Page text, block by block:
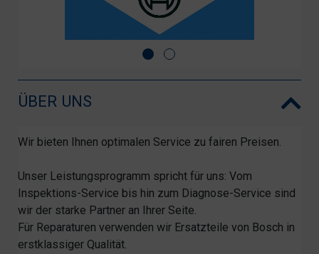
ÜBER UNS
Wir bieten Ihnen optimalen Service zu fairen Preisen.
Unser Leistungsprogramm spricht für uns: Vom
Inspektions-Service bis hin zum Diagnose-Service sind
wir der starke Partner an Ihrer Seite.
Für Reparaturen verwenden wir Ersatzteile von Bosch in
erstklassiger Qualität.